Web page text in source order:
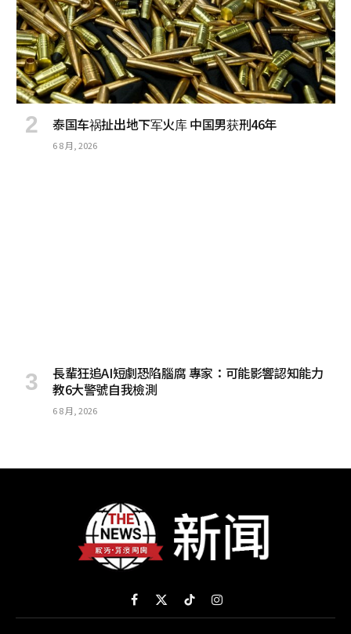
泰国车祸扯出地下军火库 中国男获刑46年
6 8 月, 2026
長輩狂追AI短劇恐陷腦腐 專家：可能影響認知能力
教6大警號自我檢測
6 8 月, 2026
Facebook
X
(Twitter)
TikTokInstagram